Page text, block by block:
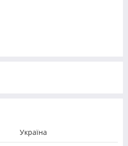
Україна